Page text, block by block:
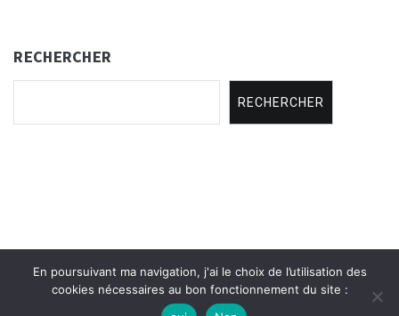
RECHERCHER
RECHERCHER
Copyright © 2021 Concertina Rencontres .
En poursuivant ma navigation, j'ai le choix de l’utilisation des
cookies nécessaires au bon fonctionnement du site :